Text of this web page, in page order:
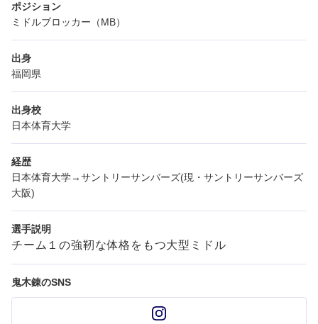
ポジション
ミドルブロッカー（MB）
出身
福岡県
出身校
日本体育大学
経歴
日本体育大学→サントリーサンバーズ(現・サントリーサンバーズ
大阪)
選手説明
チーム１の強靭な体格をもつ大型ミドル
鬼木錬のSNS